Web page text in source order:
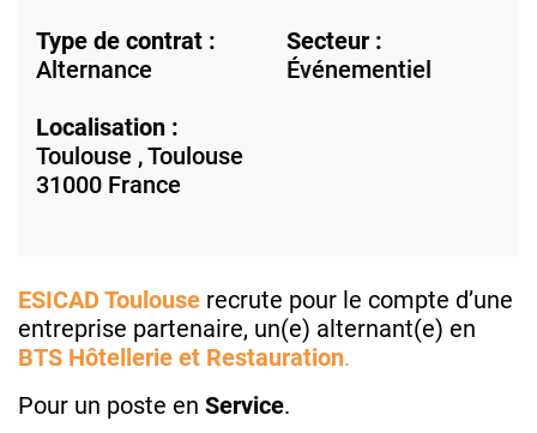
Type de contrat :
Alternance
Secteur :
Événementiel
Localisation :
Toulouse ,Toulouse
31000 France
ESICAD Toulouse recrute pour le compte d’une
entreprise partenaire, un(e) alternant(e) en
BTS Hôtellerie et Restauration.
Pour un poste en Service.